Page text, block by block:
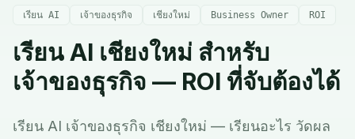
เรียน AI เจ้าของธุรกิจ เชียงใหม่ Business Owner ROI
เรียน AI เชียงใหม่ สำหรับ
เจ้าของธุรกิจ — ROI ที่จับต้องได้
เรียน AI เจ้าของธุรกิจ เชียงใหม่ — เรียนอะไร วัดผล